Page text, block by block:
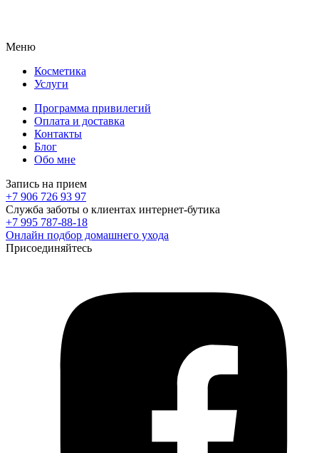
Меню
Косметика
Услуги
Программа привилегий
Оплата и доставка
Контакты
Блог
Обо мне
Запись на прием
+7 906 726 93 97
Служба заботы о клиентах интернет-бутика
+7 995 787-88-18
Онлайн подбор домашнего ухода
Присоединяйтесь